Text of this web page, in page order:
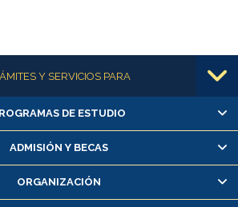
Y SERVICIOS PARA
os y exalumnas/os
Matrícula en línea
y cambio de asignaturas
y certificado de notas
DE ESTUDIO
ADMISIÓN Y BECAS
ORGANIZACIÓN